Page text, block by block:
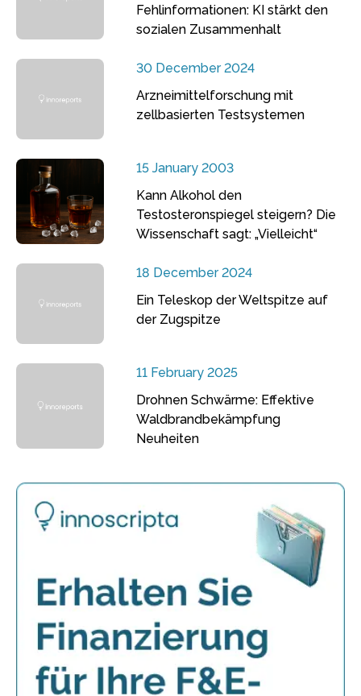
Fehlinformationen: KI stärkt den
sozialen Zusammenhalt
30 December 2024
Arzneimittelforschung mit
zellbasierten Testsystemen
15 January 2003
Kann Alkohol den
Testosteronspiegel steigern? Die
Wissenschaft sagt: „Vielleicht“
18 December 2024
Ein Teleskop der Weltspitze auf
der Zugspitze
11 February 2025
Drohnen Schwärme: Effektive
Waldbrandbekämpfung
Neuheiten